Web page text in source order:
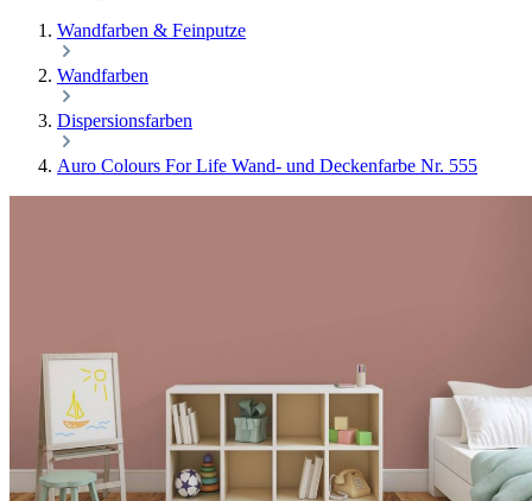
Wandfarben & Feinputze
Wandfarben
Dispersionsfarben
Auro Colours For Life Wand- und Deckenfarbe Nr. 555